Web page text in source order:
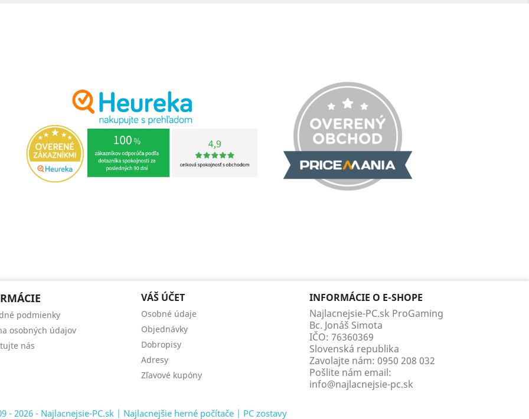
podmienky
osobných údajov
nás
VÁŠ ÚČET
Osobné údaje
Objednávky
Dobropisy
Adresy
Zľavové kupóny
INFORMÁCIE O E-SHOPE
Najlacnejsie-PC.sk ProGaming
Bc. Jonáš Simota
IČO: 76360369
Slovenská republika
Zavolajte nám: 0950 208 032
Pošlite nám email:
info@najlacnejsie-pc.sk
- 2026 - Najlacnejsie-PC.sk | Najlacnejšie herné počítače | PC zostavy